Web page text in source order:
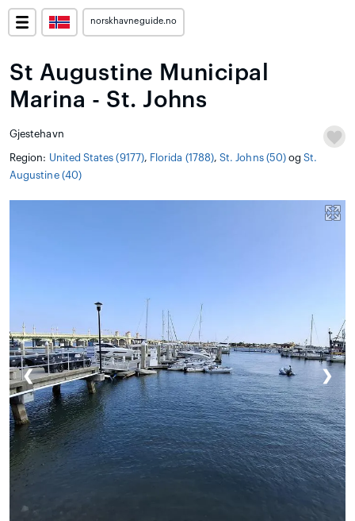
norskhavneguide.no
St Augustine Municipal
Marina - St. Johns
Gjestehavn
Region: United States (9177), Florida (1788),St. Johns (50)ogSt.
Augustine (40)
❮ ❯